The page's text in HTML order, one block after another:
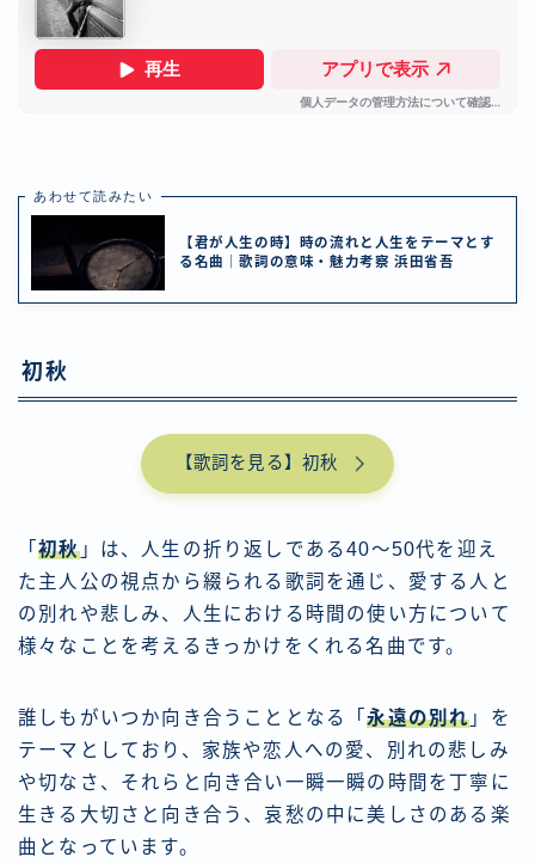
あわせて読みたい
【君が人生の時】時の流れと人生をテーマとす
る名曲｜歌詞の意味・魅力考察 浜田省吾
初秋
【歌詞を見る】初秋
「初秋」は、人生の折り返しである40〜50代を迎え
た主人公の視点から綴られる歌詞を通じ、愛する人と
の別れや悲しみ、人生における時間の使い方について
様々なことを考えるきっかけをくれる名曲です。
誰しもがいつか向き合うこととなる「永遠の別れ 」を
テーマとしており、家族や恋人への愛、別れの悲しみ
や切なさ、それらと向き合い一瞬一瞬の時間を丁寧に
生きる大切さと向き合う、哀愁の中に美しさのある楽
曲となっています。